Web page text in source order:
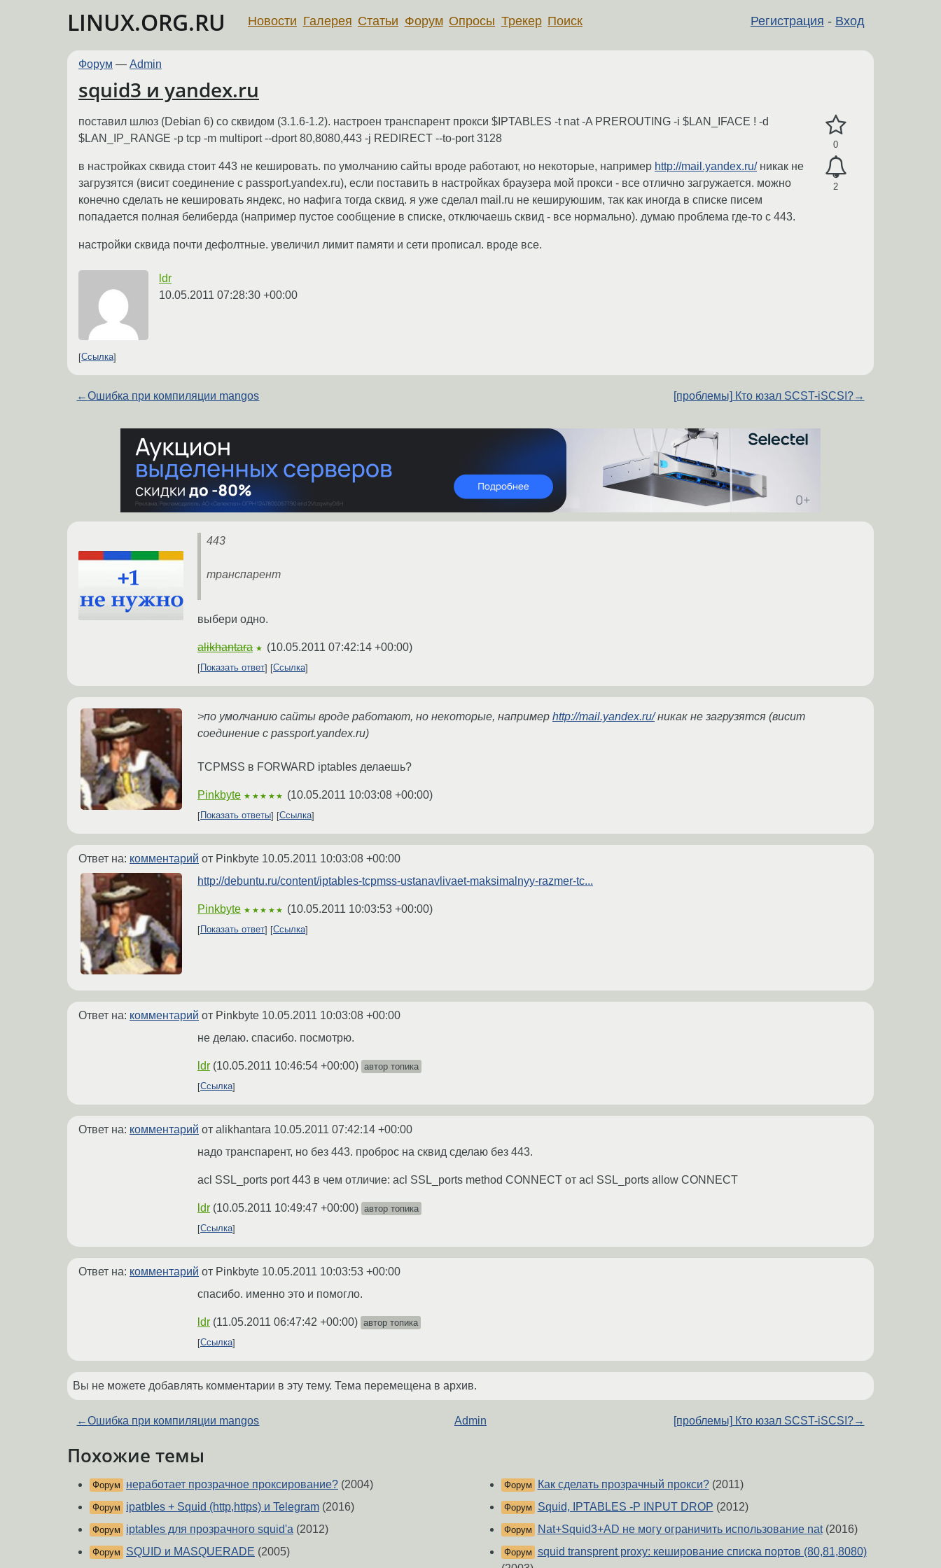
LINUX.ORG.RU Регистрация - Вход
Новости Галерея Статьи Форум Опросы Трекер Поиск
Форум — Admin
squid3 и yandex.ru
0
2
поставил шлюз (Debian 6) со сквидом (3.1.6-1.2). настроен транспарент прокси $IPTABLES -t nat -A PREROUTING -i $LAN_IFACE ! -d
$LAN_IP_RANGE -p tcp -m multiport --dport 80,8080,443 -j REDIRECT --to-port 3128
в настройках сквида стоит 443 не кешировать. по умолчанию сайты вроде работают, но некоторые, например http://mail.yandex.ru/никак не
загрузятся (висит соединение с passport.yandex.ru), если поставить в настройках браузера мой прокси - все отлично загружается. можно
конечно сделать не кешировать яндекс, но нафига тогда сквид. я уже сделал mail.ru не кешируюшим, так как иногда в списке писем
попадается полная белиберда (например пустое сообщение в списке, отключаешь сквид - все нормально). думаю проблема где-то с 443.
настройки сквида почти дефолтные. увеличил лимит памяти и сети прописал. вроде все.
ldr
10.05.2011 07:28:30 +00:00
Ссылка
←Ошибка при компиляции mangos [проблемы] Кто юзал SCST-iSCSI?→
443
транспарент
выбери одно.
alikhantara ★ (10.05.2011 07:42:14 +00:00)
Показать ответ Ссылка
>по умолчанию сайты вроде работают, но некоторые, например http://mail.yandex.ru/никак не загрузятся (висит
соединение с passport.yandex.ru)
TCPMSS в FORWARD iptables делаешь?
Pinkbyte ★★★★★ (10.05.2011 10:03:08 +00:00)
Показать ответы Ссылка
Ответ на: комментарий от Pinkbyte 10.05.2011 10:03:08 +00:00
http://debuntu.ru/content/iptables-tcpmss-ustanavlivaet-maksimalnyy-razmer-tc...
Pinkbyte ★★★★★ (10.05.2011 10:03:53 +00:00)
Показать ответ Ссылка
Ответ на: комментарий от Pinkbyte 10.05.2011 10:03:08 +00:00
не делаю. спасибо. посмотрю.
ldr (10.05.2011 10:46:54 +00:00) автор топика
Ссылка
Ответ на: комментарий от alikhantara 10.05.2011 07:42:14 +00:00
надо транспарент, но без 443. проброс на сквид сделаю без 443.
acl SSL_ports port 443 в чем отличие: acl SSL_ports method CONNECT от acl SSL_ports allow CONNECT
ldr (10.05.2011 10:49:47 +00:00) автор топика
Ссылка
Ответ на: комментарий от Pinkbyte 10.05.2011 10:03:53 +00:00
спасибо. именно это и помогло.
ldr (11.05.2011 06:47:42 +00:00) автор топика
Ссылка
Вы не можете добавлять комментарии в эту тему. Тема перемещена в архив.
←Ошибка при компиляции mangos Admin [проблемы] Кто юзал SCST-iSCSI?→
Похожие темы
Форум неработает прозрачное проксирование? (2004)
Форум ipatbles + Squid (http,https) и Telegram (2016)
Форум iptables для прозрачного squid'а (2012)
Форум SQUID и MASQUERADE (2005)
Форум Как сделать прозрачный прокси?(2011)
Форум Squid, IPTABLES -P INPUT DROP (2012)
Форум Nat+Squid3+AD не могу ограничить использование nat(2016)
Форум squid transprent proxy: кеширование списка портов (80,81,8080)